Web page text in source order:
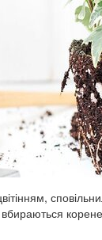
вбираються